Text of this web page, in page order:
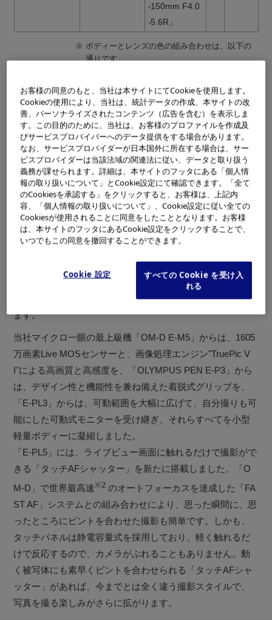
-150mm F4.0
-5.6R」
※ ボディーとレンズの色の組み合わせは、以下の
通りです。
・ボディー色がブラックの場合、レンズはブラ
ック
当社が「PEN」シリーズで切り開いたミラーレス一眼カメ
ラ市場は、レンズ交換式カメラ市場の約50%を占めるよう
になった日本をはじめとするアジア地域はもちろん、欧米
でも拡大し続けています※1 。
その、今まさに旬なミラーレス一眼カメラ市場にこのたび
登場する「OLYMPUS PEN Lite E-PL5」は、高機能と使い
やすさをスタイリッシュな超小型ボディーに凝縮し、ご好
「E-PL3」同様、ライフスタイルにこだわりを持った方々
に、より自由に、よりアクティブに写真を楽しんでいただ
けるよう、画質、機能、使いやすさを大幅に向上させてい
ます。
当社マイクロ一眼の最上級機「OM-D E-M5」からは、1605
万画素Live MOSセンサーと、画像処理エンジン"TruePic V
I"による高画質と高感度を、「OLYMPUS PEN E-P3」から
は、デザイン性と機能性を兼ね備えた着脱式グリップを、
「E-PL3」からは、可動範囲を大幅に広げて、自分撮りも可
能にした可動式モニターを受け継ぎ、それらすべてを小型
軽量ボディーに凝縮しました。
「E-PL5」には、ライブビュー画面に触れるだけで撮影がで
きる「タッチAFシャッター」を新たに搭載しました。「O
M-D」で世界最高速※2 のオートフォーカスを達成した「FA
ST AF」システムとの組み合わせにより、思った瞬間に、思
ったところにピントを合わせた撮影も簡単です。しかも、
タッチパネルは静電容量式を採用しており、軽く触れるだ
けで反応するので、カメラがぶれることもありません。動
く被写体にも素早くピントを合わせられる「タッチAFシャ
ッター」があれば、今までとは全く違う撮影スタイルで、
写真を撮る楽しみがさらに拡がります。
お客様の同意のもと、当社は本サイトにてCookieを使用します。
Cookieの使用により、当社は、統計データの作成、本サイトの改
善、パーソナライズされたコンテンツ（広告を含む）を表示しま
す。この目的のために、当社は、お客様のプロファイルを作成及
びサービスプロバイバーへのデータ提供をする場合があります。
なお、サービスプロバイダーが日本国外に所在する場合は、サー
ビスプロバイダーは当該法域の関連法に従い、データと取り扱う
義務が課せられます。詳細は、本サイトのフッタにある「個人情
報の取り扱いについて」とCookie設定にて確認できます。「全て
のCookiesを承認する」をクリックすると、お客様は、上記内
容、「個人情報の取り扱いについて」、Cookie設定に従い全ての
Cookiesが使用されることに同意をしたこととなります。お客様
は、本サイトのフッタにあるCookie設定をクリックすることで、
いつでもこの同意を撤回することができます。
Cookie 設定
すべての Cookie を受け入
れる